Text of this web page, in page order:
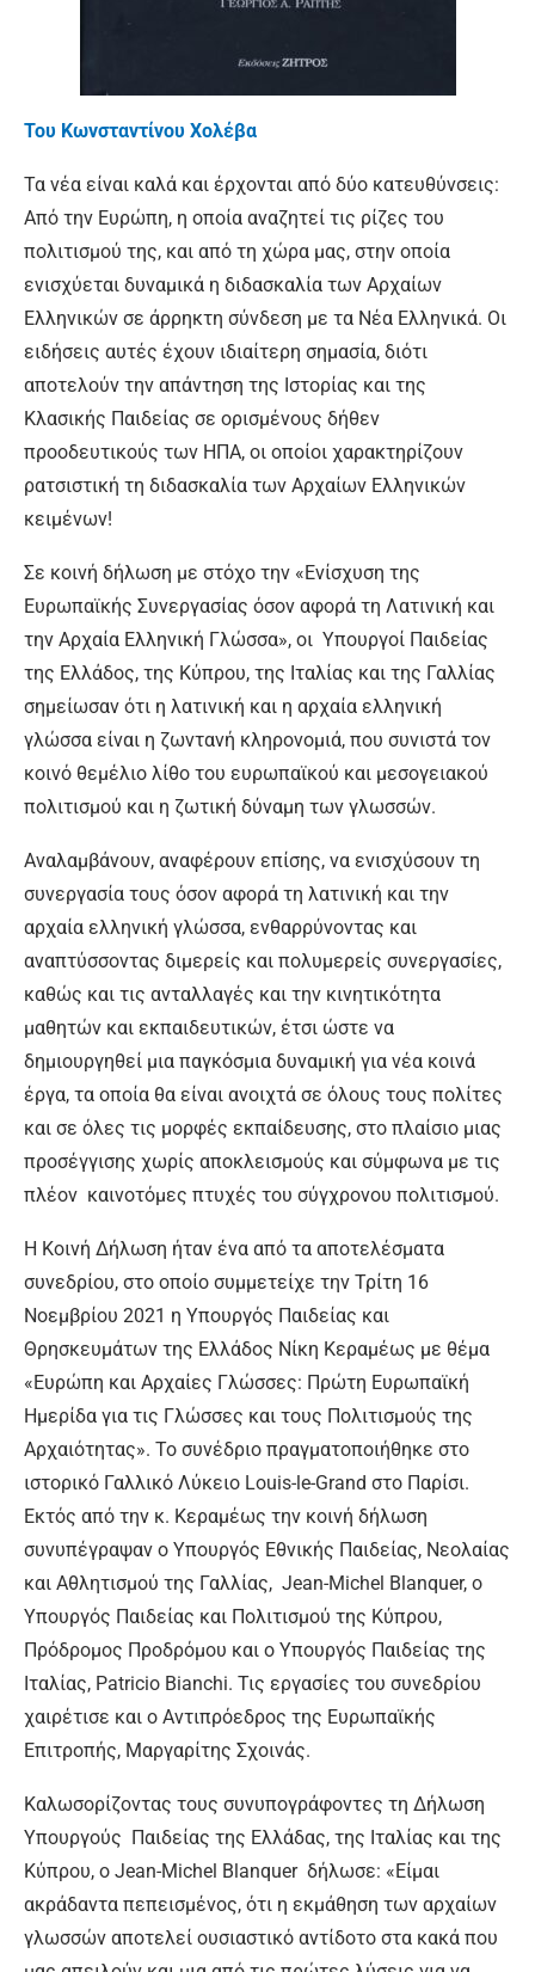
Του Κωνσταντίνου Χολέβα
Τα νέα είναι καλά και έρχονται από δύο κατευθύνσεις:
Από την Ευρώπη, η οποία αναζητεί τις ρίζες του
πολιτισμού της, και από τη χώρα μας, στην οποία
ενισχύεται δυναμικά η διδασκαλία των Αρχαίων
Ελληνικών σε άρρηκτη σύνδεση με τα Νέα Ελληνικά. Οι
ειδήσεις αυτές έχουν ιδιαίτερη σημασία, διότι
αποτελούν την απάντηση της Ιστορίας και της
Κλασικής Παιδείας σε ορισμένους δήθεν
προοδευτικούς των ΗΠΑ, οι οποίοι χαρακτηρίζουν
ρατσιστική τη διδασκαλία των Αρχαίων Ελληνικών
κειμένων!
Σε κοινή δήλωση με στόχο την «Ενίσχυση της
Ευρωπαϊκής Συνεργασίας όσον αφορά τη Λατινική και
την Αρχαία Ελληνική Γλώσσα», οι Υπουργοί Παιδείας
της Ελλάδος, της Κύπρου, της Ιταλίας και της Γαλλίας
σημείωσαν ότι η λατινική και η αρχαία ελληνική
γλώσσα είναι η ζωντανή κληρονομιά, που συνιστά τον
κοινό θεμέλιο λίθο του ευρωπαϊκού και μεσογειακού
πολιτισμού και η ζωτική δύναμη των γλωσσών.
Αναλαμβάνουν, αναφέρουν επίσης, να ενισχύσουν τη
συνεργασία τους όσον αφορά τη λατινική και την
αρχαία ελληνική γλώσσα, ενθαρρύνοντας και
αναπτύσσοντας διμερείς και πολυμερείς συνεργασίες,
καθώς και τις ανταλλαγές και την κινητικότητα
μαθητών και εκπαιδευτικών, έτσι ώστε να
δημιουργηθεί μια παγκόσμια δυναμική για νέα κοινά
έργα, τα οποία θα είναι ανοιχτά σε όλους τους πολίτες
και σε όλες τις μορφές εκπαίδευσης, στο πλαίσιο μιας
προσέγγισης χωρίς αποκλεισμούς και σύμφωνα με τις
πλέον καινοτόμες πτυχές του σύγχρονου πολιτισμού.
Η Κοινή Δήλωση ήταν ένα από τα αποτελέσματα
συνεδρίου, στο οποίο συμμετείχε την Τρίτη 16
Νοεμβρίου 2021 η Υπουργός Παιδείας και
Θρησκευμάτων της Ελλάδος Νίκη Κεραμέως με θέμα
«Ευρώπη και Αρχαίες Γλώσσες: Πρώτη Ευρωπαϊκή
Ημερίδα για τις Γλώσσες και τους Πολιτισμούς της
Αρχαιότητας». Το συνέδριο πραγματοποιήθηκε στο
ιστορικό Γαλλικό Λύκειο Louis-le-Grand στο Παρίσι.
Εκτός από την κ. Κεραμέως την κοινή δήλωση
συνυπέγραψαν ο Υπουργός Εθνικής Παιδείας, Νεολαίας
και Αθλητισμού της Γαλλίας, Jean-Michel Blanquer, ο
Υπουργός Παιδείας και Πολιτισμού της Κύπρου,
Πρόδρομος Προδρόμου και ο Υπουργός Παιδείας της
Ιταλίας, Patricio Bianchi. Τις εργασίες του συνεδρίου
χαιρέτισε και ο Αντιπρόεδρος της Ευρωπαϊκής
Επιτροπής, Μαργαρίτης Σχοινάς.
Καλωσορίζοντας τους συνυπογράφοντες τη Δήλωση
Υπουργούς Παιδείας της Ελλάδας, της Ιταλίας και της
Κύπρου, ο Jean-Michel Blanquer δήλωσε: «Είμαι
ακράδαντα πεπεισμένος, ότι η εκμάθηση των αρχαίων
γλωσσών αποτελεί ουσιαστικό αντίδοτο στα κακά που